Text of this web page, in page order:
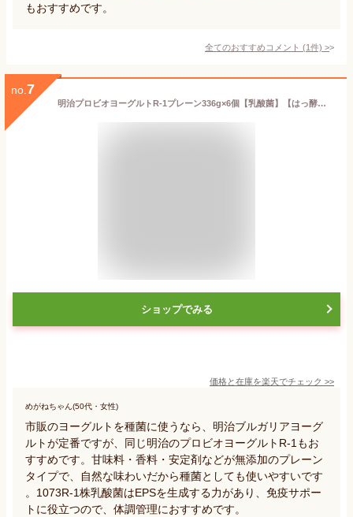
もおすすめです。
全てのおすすめコメント (1件) >
no. 7
明治プロビオヨーグルトR‐1プレーン336g×6個【乳酸菌】【はっ酵乳】【要冷蔵】
ショップでみる
価格と在庫を楽天でチェック >>
めがねちゃん(50代・女性)
市販のヨーグルトを種菌に使うなら、明治ブルガリアヨーグ
ルトが定番ですが、同じ明治のプロビオヨーグルトR-1もお
すすめです。甘味料・香料・安定剤などが無添加のプレーン
タイプで、自然な味わいだから種菌としても使いやすいです
。1073R-1株乳酸菌はEPSを生成する力があり、免疫サポー
トに役立つので、体調管理におすすめです。